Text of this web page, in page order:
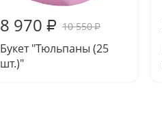
8 970 ₽ 10 550₽
Букет "Тюльпаны (25
шт.)"